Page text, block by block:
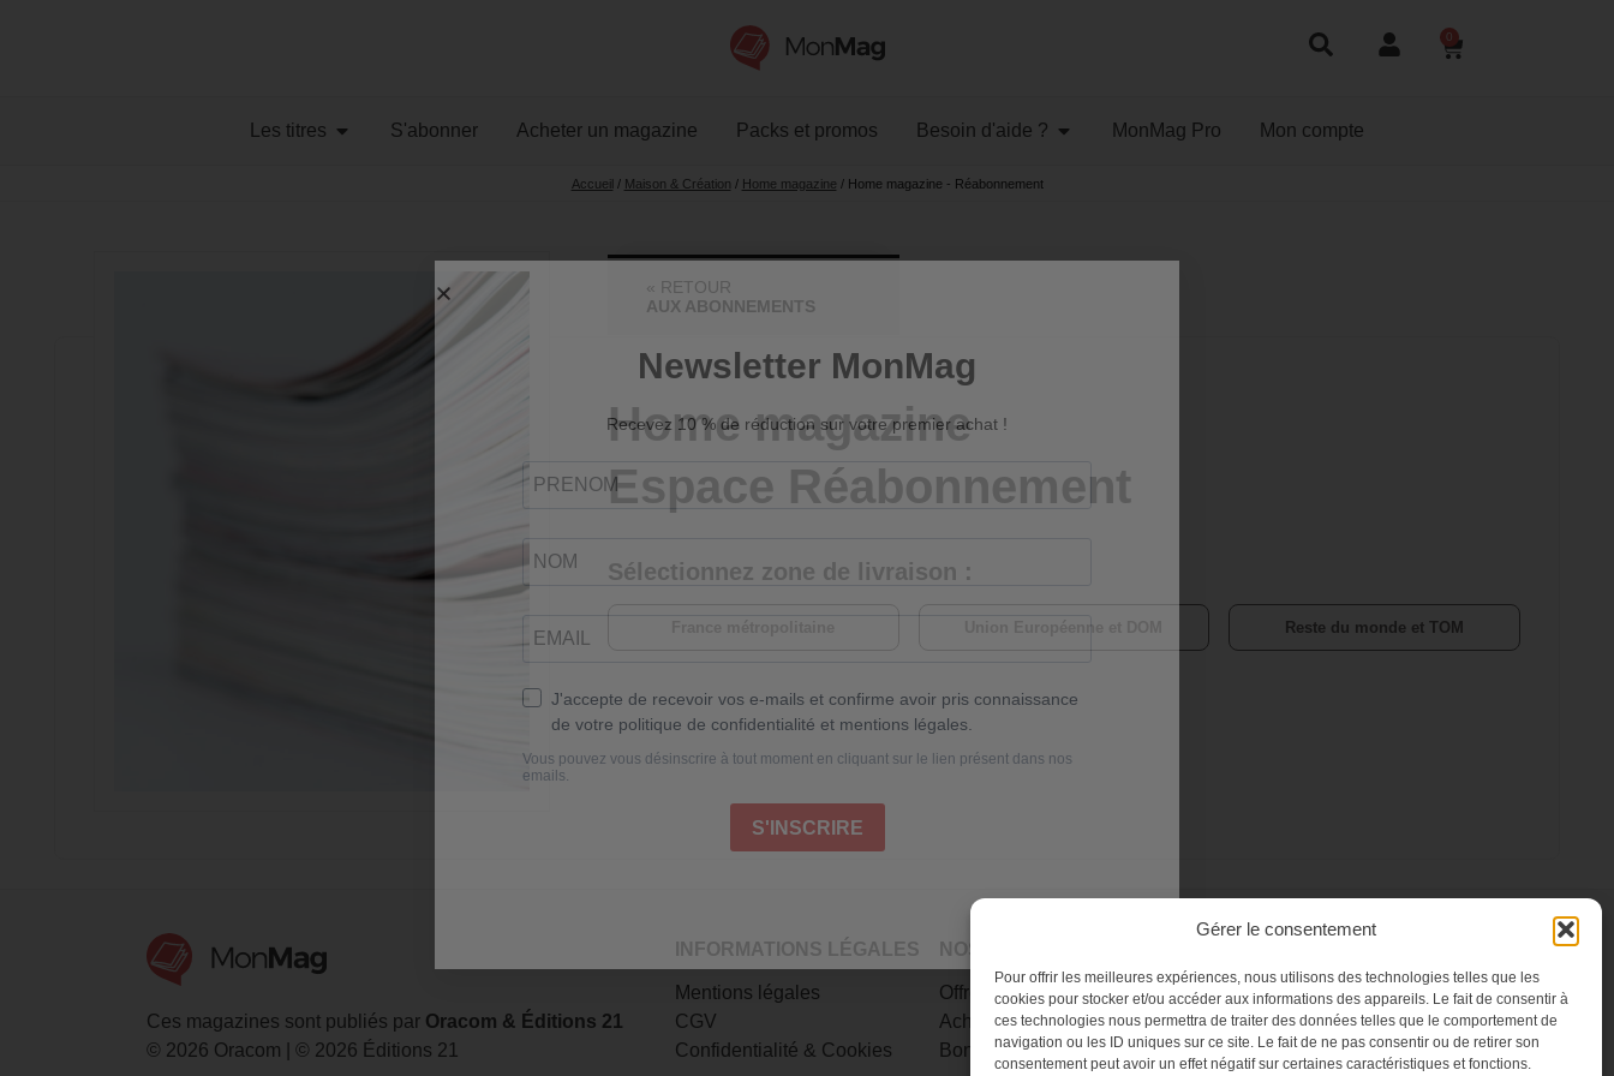
Gérer le consentement
Pour offrir les meilleures expériences, nous utilisons des technologies telles que les
cookies pour stocker et/ou accéder aux informations des appareils. Le fait de consentir à
ces technologies nous permettra de traiter des données telles que le comportement de
navigation ou les ID uniques sur ce site. Le fait de ne pas consentir ou de retirer son
consentement peut avoir un effet négatif sur certaines caractéristiques et fonctions.
0
Les titres S'abonner Acheter un magazine Packs et promos Besoin d'aide ? MonMag Pro Mon compte
Accueil/ Maison & Création / Home magazine / Home magazine - Réabonnement
« RETOUR
AUX ABONNEMENTS
Home magazine
Espace Réabonnement
Sélectionnez zone de livraison :
Reste du monde et TOM
Ces magazines sont publiés par Oracom & Éditions 21
© 2026 Oracom | © 2026 Éditions 21
INFORMATIONS LÉGALES
Mentions légales
CGV
Confidentialité & Cookies
NOS MAGAZINES
Offres d’abonnement
Achat au numéro
Bons plans
FAQ
Service client
Le groupe Oracom